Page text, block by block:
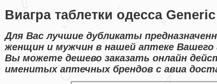
Виагра таблетки одесса
Для Вас лучшие дубликаты
женщин и мужчин в нашей аптеке Вашего
Вы можете дешево заказать онлайн
именитых аптечных брендов с авиа